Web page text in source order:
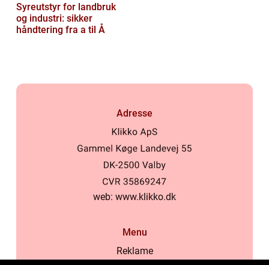
Syreutstyr for landbruk
og industri: sikker
håndtering fra a til Å
Adresse
web: www.klikko.dk
Menu
Reklame